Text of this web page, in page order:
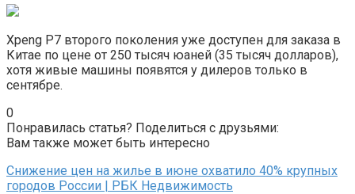
Xpeng P7 второго поколения уже доступен для заказа в
Китае по цене от 250 тысяч юаней (35 тысяч долларов),
хотя живые машины появятся у дилеров только в
сентябре.
0
Понравилась статья? Поделиться с друзьями:
Вам также может быть интересно
Снижение цен на жилье в июне охватило 40% крупных
городов России | РБК Недвижимость